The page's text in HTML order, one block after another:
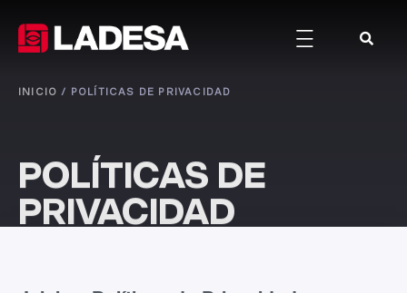
INICIO / POLÍTICAS DE PRIVACIDAD
POLÍTICAS DE
PRIVACIDAD